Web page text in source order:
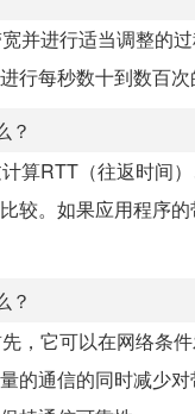
并进行适当调整的
行每秒数十到数百
？
算RTT（往返时间
较。如果应用程序
？
，它可以在网络条
的通信的同时减少